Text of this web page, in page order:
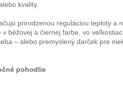
kvality.
prirodzenou reguláciou teploty a
béžovej a čiernej farbe, vo
– alebo premyslený darček pre
pohodlie